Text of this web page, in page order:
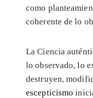
como
coherente de lo
La Ciencia
lo observado, lo
destruyen,
escepticismo